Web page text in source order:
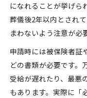
になれることが挙げら
葬儀後2年以内とされ
まわないよう注意が必
申請時には被保険者証
どの書類が必要です。
受給が遅れたり、最悪
もあります。実際に「